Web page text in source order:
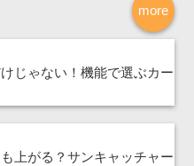
more
じゃない！機能で選ぶカー
上がる？サンキャッチャー